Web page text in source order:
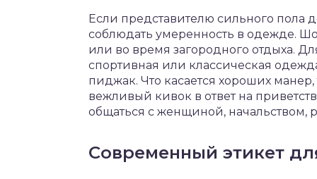
Если представителю сильного пола
соблюдать умеренность в одежде.
или во время загородного отдыха.
спортивная или классическая
пиджак. Что касается хороших
вежливый кивок в ответ на
общаться с женщиной, начальством,
Современный этикет